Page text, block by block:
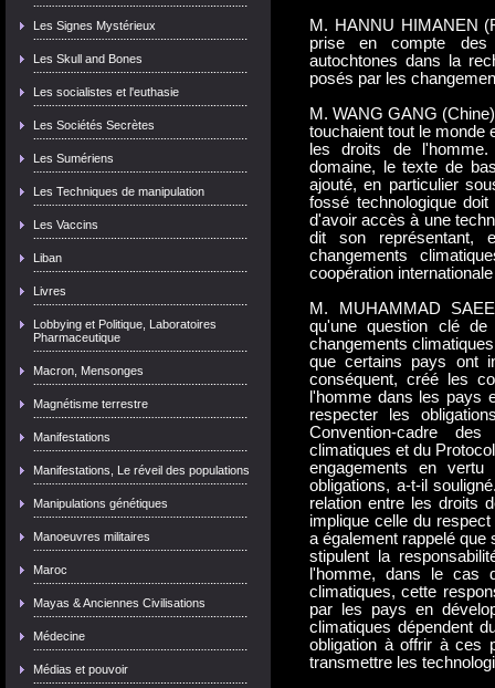
Les Signes Mystérieux
Les Skull and Bones
Les socialistes et l'euthasie
Les Sociétés Secrètes
Les Sumériens
Les Techniques de manipulation
Les Vaccins
Liban
Livres
Lobbying et Politique, Laboratoires
Pharmaceutique
Macron, Mensonges
Magnétisme terrestre
Manifestations
Manifestations, Le réveil des populations
Manipulations génétiques
Manoeuvres militaires
Maroc
Mayas & Anciennes Civilisations
Médecine
Médias et pouvoir
M. HANNU HIMANEN
prise en compte
autochtones dans la
posés par les
M. WANG GANG
touchaient tout le monde
les droits de
domaine, le texte de
ajouté, en particulier
fossé technologique
d'avoir accès à une
dit son
changements
coopération
M. MUHAMMAD
qu'une question clé de
changements
que certains pays ont
conséquent, créé les
l'homme dans les pays
respecter les
Convention-cadre
climatiques et du
engagements en
obligations, a-t-il
relation entre les droits
implique celle du
a également rappelé que
stipulent la
l'homme, dans le cas
climatiques, cette
par les pays en
climatiques dépendent
obligation à offrir à ces
transmettre les